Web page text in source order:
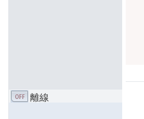
離線